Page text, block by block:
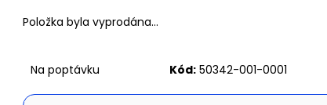
Položka byla vyprodána…
Na poptávku Kód: 50342-001-0001